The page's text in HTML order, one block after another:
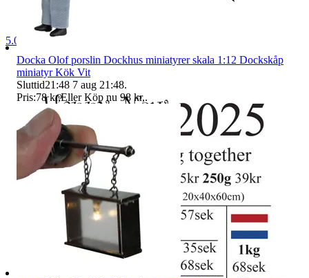
5.0
Docka Olof porslin Dockhus miniatyrer skala 1:12 Dockskåp
miniatyr Kök Vit
Sluttid21:48 7 aug 21:48.
Pris:78 kr,Eller Köp nu 98 kr,.